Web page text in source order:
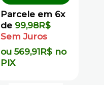
Parcele em 6x
de 99,98R$
Sem Juros
ou 569,91R$ no
PIX